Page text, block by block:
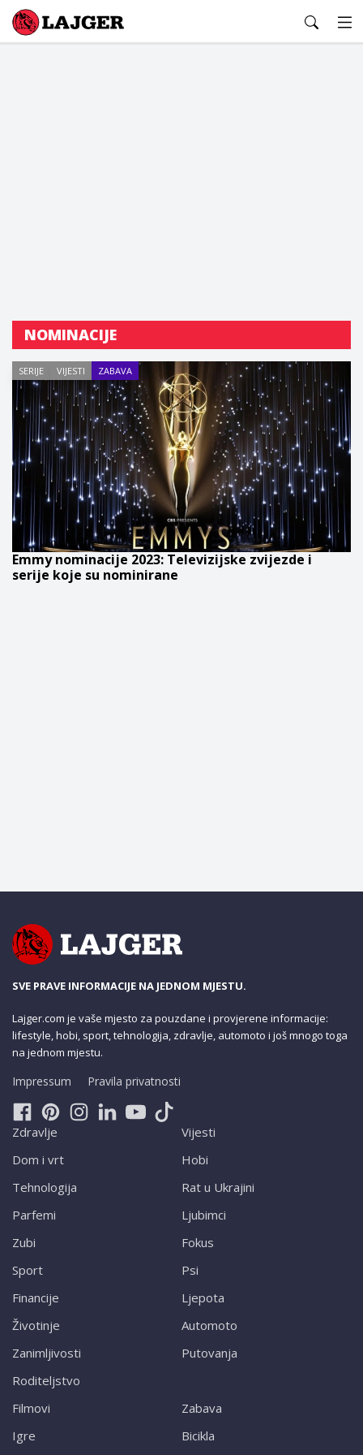
Lajger
NOMINACIJE
SERIJE VIJESTI ZABAVA
Emmy nominacije 2023: Televizijske zvijezde i
serije koje su nominirane
SVE PRAVE INFORMACIJE NA JEDNOM MJESTU.
Lajger.com je vaše mjesto za pouzdane i provjerene informacije:
lifestyle, hobi, sport, tehnologija, zdravlje, automoto i još mnogo toga
na jednom mjestu.
Impressum Pravila privatnosti
Zdravlje
Dom i vrt
Tehnologija
Parfemi
Zubi
Sport
Financije
Životinje
Zanimljivosti
Roditeljstvo
Vijesti
Hobi
Rat u Ukrajini
Ljubimci
Fokus
Psi
Ljepota
Automoto
Putovanja
Filmovi
Igre
Zabava
Bicikla